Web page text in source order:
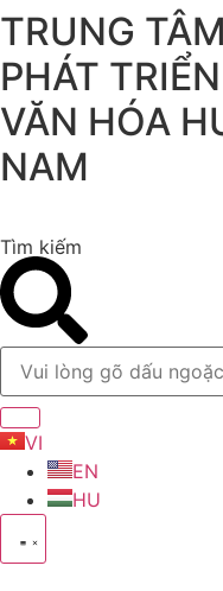
Chuyển
đến
nội
dung
TRUNG
PHÁT
VĂN HÓA
NAM
Tìm kiếm
VI
EN
HU